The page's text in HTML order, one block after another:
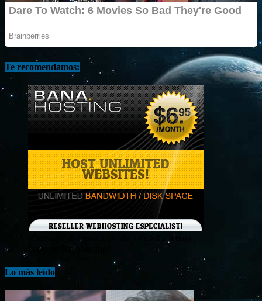
Te recomendamos:
¡Consigue tu hosting de alta calidad y a bajo
costo en Banahosting!
Lo más leído